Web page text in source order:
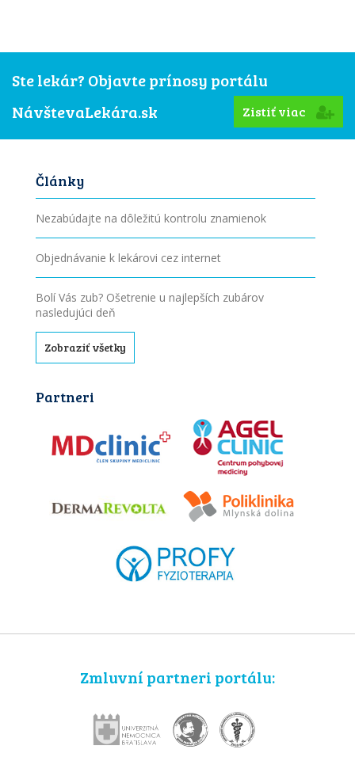
Ste lekár? Objavte prínosy portálu
NávštevaLekára.sk
Zistiť viac
Články
Nezabúdajte na dôležitú kontrolu znamienok
Objednávanie k lekárovi cez internet
Bolí Vás zub? Ošetrenie u najlepších zubárov
nasledujúci deň
Zobraziť všetky
Partneri
Zmluvní partneri portálu: